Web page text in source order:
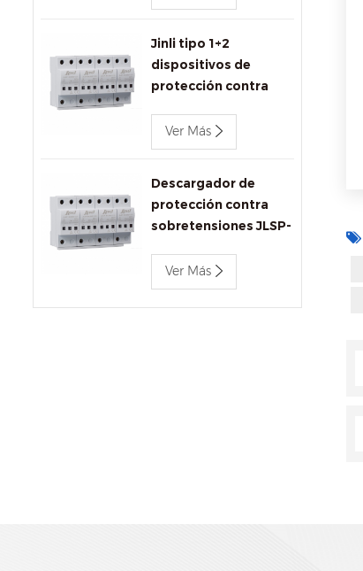
Jinli tipo 1+2
dispositivos de
protección contra
680V
Ver Más
Descargador de
protección contra
sobretensiones JLSP-
Ver Más